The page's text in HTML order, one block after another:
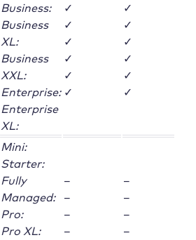
Business:
Business
XL:
Business
XXL:
Enterprise:
Enterprise
XL:
✓
✓
✓
✓
✓
✓
✓
✓
✓
✓
✓
✓
Mini:
Starter:
Fully
Managed:
Pro:
Pro XL:
–
–
–
–
–
–
–
–